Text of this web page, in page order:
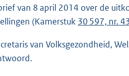
van 8 april 2014 over de
(Kamerstuk 30 597, nr.
van Volksgezondheid,